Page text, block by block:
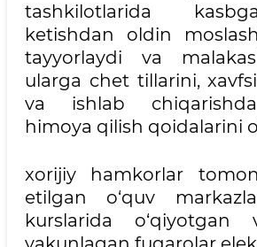
tashkilotlarida
ketishdan oldin
tayyorlaydi va
ularga chet tillarini,
va ishlab
himoya qilish qoidalarini
xorijiy hamkorlar
etilgan o‘quv
kurslarida o‘qiyotgan